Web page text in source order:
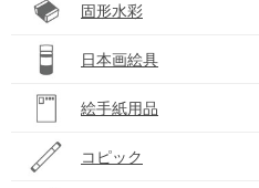
固形水彩
日本画絵具
絵手紙用品
コピック